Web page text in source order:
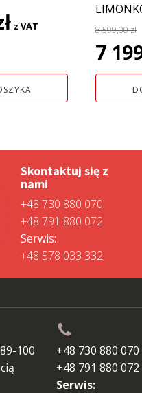
z VAT 8 599,00zł
cena
7
Skontaktuj się z
nami
+48 730 880 070
+48 791 880 072
Serwis:
+48 578 033 332
100
+48 730 880 070
+48 791 880 072
Serwis: